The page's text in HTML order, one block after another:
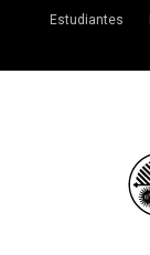
Estudiantes